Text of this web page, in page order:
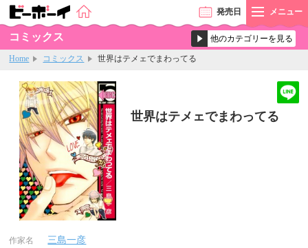
発売日 メニュー
コミックス
Home コミックス 世界はテメェでまわってる
世界はテメェでまわってる
作家名 三島一彦